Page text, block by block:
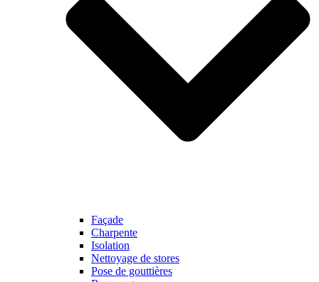
Façade
Charpente
Isolation
Nettoyage de stores
Pose de gouttières